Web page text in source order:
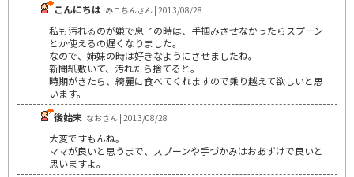
こんにちは みこちんさん | 2013/08/28
私も汚れるのが嫌で息子の時は、手掴みさせなかったらスプーン
とか使えるの遅くなりました。
なので、姉妹の時は好きなようにさせましたね。
新聞紙敷いて、汚れたら捨てると。
時期がきたら、綺麗に食べてくれますので乗り越えて欲しいと思
います。
後始末 なおさん | 2013/08/28
大変ですもんね。
ママが良いと思うまで、スプーンや手づかみはおあずけで良いと
思いますよ。